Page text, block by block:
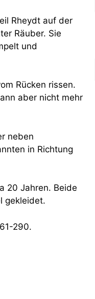
Rheydt auf der
Räuber. Sie
und
Rücken rissen.
aber nicht mehr
neben
in Richtung
20 Jahren. Beide
gekleidet.
290.